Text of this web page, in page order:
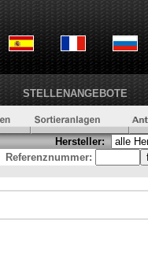
STELLENANGEBOTE
Hersteller:
Referenznummer: